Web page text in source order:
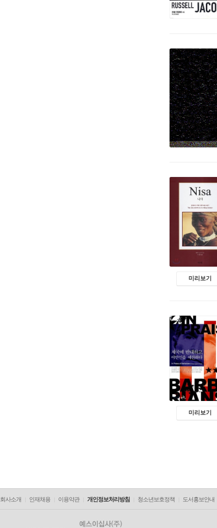
미리보기
미리보기
회사소개 인재채용 이용약관 개인정보처리방침 청소년보호정책 도서홍보안내